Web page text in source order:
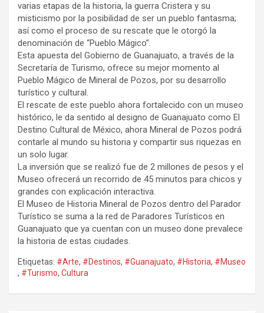
varias etapas de la historia, la guerra Cristera y su
misticismo por la posibilidad de ser un pueblo fantasma;
así como el proceso de su rescate que le otorgó la
denominación de “Pueblo Mágico”.
Esta apuesta del Gobierno de Guanajuato, a través de la
Secretaría de Turismo, ofrece su mejor momento al
Pueblo Mágico de Mineral de Pozos, por su desarrollo
turístico y cultural.
El rescate de este pueblo ahora fortalecido con un museo
histórico, le da sentido al designo de Guanajuato como El
Destino Cultural de México, ahora Mineral de Pozos podrá
contarle al mundo su historia y compartir sus riquezas en
un solo lugar.
La inversión que se realizó fue de 2 millones de pesos y el
Museo ofrecerá un recorrido de 45 minutos para chicos y
grandes con explicación interactiva.
El Museo de Historia Mineral de Pozos dentro del Parador
Turístico se suma a la red de Paradores Turísticos en
Guanajuato que ya cuentan con un museo done prevalece
la historia de estas ciudades.
Etiquetas: #Arte, #Destinos, #Guanajuato, #Historia, #Museo
, #Turismo, Cultura